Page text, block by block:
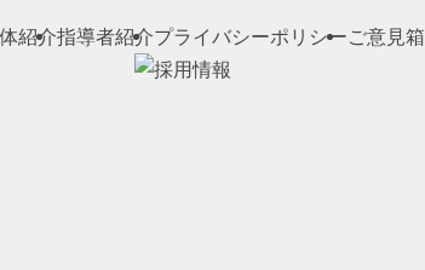
紹介指導者紹介プライバシーポリシーご意見箱